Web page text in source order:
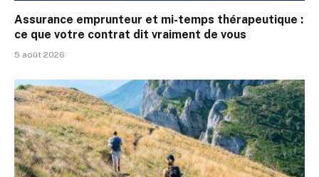
Assurance emprunteur et mi-temps thérapeutique :
ce que votre contrat dit vraiment de vous
5 août 2026